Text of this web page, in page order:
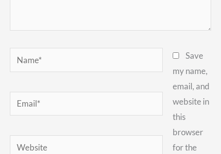
Name*
Email*
Website
Save
my name,
email, and
website in
this
browser
for the